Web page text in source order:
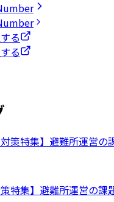
る
る
策特集】避難所運営の課